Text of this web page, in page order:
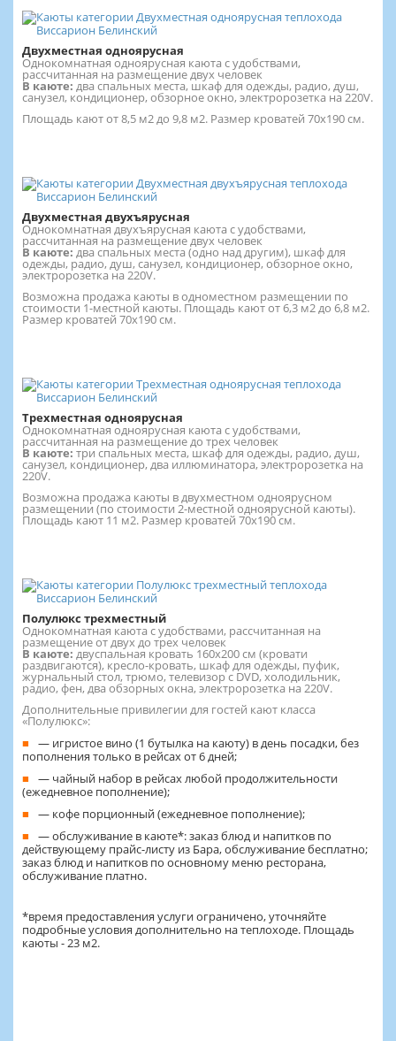
Двухместная одноярусная
Однокомнатная одноярусная каюта с удобствами,
рассчитанная на размещение двух человек
В каюте: два спальных места, шкаф для одежды, радио, душ,
санузел, кондиционер, обзорное окно, электророзетка на 220V.
Площадь кают от 8,5 м2 до 9,8 м2. Размер кроватей 70х190 см.
Двухместная двухъярусная
Однокомнатная двухъярусная каюта с удобствами,
рассчитанная на размещение двух человек
В каюте: два спальных места (одно над другим), шкаф для
одежды, радио, душ, санузел, кондиционер, обзорное окно,
электророзетка на 220V.
Возможна продажа каюты в одноместном размещении по
стоимости 1-местной каюты. Площадь кают от 6,3 м2 до 6,8 м2.
Размер кроватей 70х190 см.
Трехместная одноярусная
Однокомнатная одноярусная каюта с удобствами,
рассчитанная на размещение до трех человек
В каюте: три спальных места, шкаф для одежды, радио, душ,
санузел, кондиционер, два иллюминатора, электророзетка на
220V.
Возможна продажа каюты в двухместном одноярусном
размещении (по стоимости 2-местной одноярусной каюты).
Площадь кают 11 м2. Размер кроватей 70х190 см.
Полулюкс трехместный
Однокомнатная каюта с удобствами, рассчитанная на
размещение от двух до трех человек
В каюте: двуспальная кровать 160х200 см (кровати
раздвигаются), кресло-кровать, шкаф для одежды, пуфик,
журнальный стол, трюмо, телевизор с DVD, холодильник,
радио, фен, два обзорных окна, электророзетка на 220V.
Дополнительные привилегии для гостей кают класса
«Полулюкс»:
— игристое вино (1 бутылка на каюту) в день посадки, без
пополнения только в рейсах от 6 дней;
— чайный набор в рейсах любой продолжительности
(ежедневное пополнение);
— кофе порционный (ежедневное пополнение);
— обслуживание в каюте*: заказ блюд и напитков по
действующему прайс-листу из Бара, обслуживание бесплатно;
заказ блюд и напитков по основному меню ресторана,
обслуживание платно.
*время предоставления услуги ограничено, уточняйте
подробные условия дополнительно на теплоходе. Площадь
каюты - 23 м2.